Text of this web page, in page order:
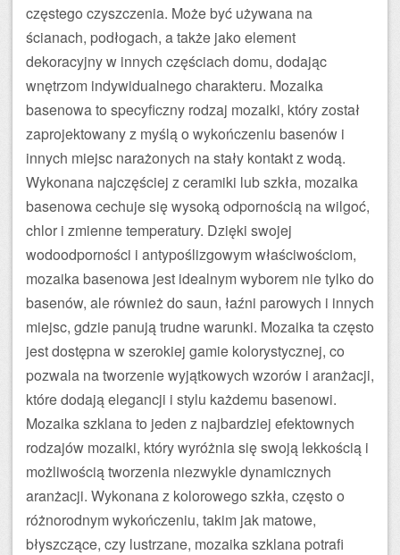
częstego czyszczenia. Może być używana na
ścianach, podłogach, a także jako element
dekoracyjny w innych częściach domu, dodając
wnętrzom indywidualnego charakteru. Mozaika
basenowa to specyficzny rodzaj mozaiki, który został
zaprojektowany z myślą o wykończeniu basenów i
innych miejsc narażonych na stały kontakt z wodą.
Wykonana najczęściej z ceramiki lub szkła, mozaika
basenowa cechuje się wysoką odpornością na wilgoć,
chlor i zmienne temperatury. Dzięki swojej
wodoodporności i antypoślizgowym właściwościom,
mozaika basenowa jest idealnym wyborem nie tylko do
basenów, ale również do saun, łaźni parowych i innych
miejsc, gdzie panują trudne warunki. Mozaika ta często
jest dostępna w szerokiej gamie kolorystycznej, co
pozwala na tworzenie wyjątkowych wzorów i aranżacji,
które dodają elegancji i stylu każdemu basenowi.
Mozaika szklana to jeden z najbardziej efektownych
rodzajów mozaiki, który wyróżnia się swoją lekkością i
możliwością tworzenia niezwykle dynamicznych
aranżacji. Wykonana z kolorowego szkła, często o
różnorodnym wykończeniu, takim jak matowe,
błyszczące, czy lustrzane, mozaika szklana potrafi